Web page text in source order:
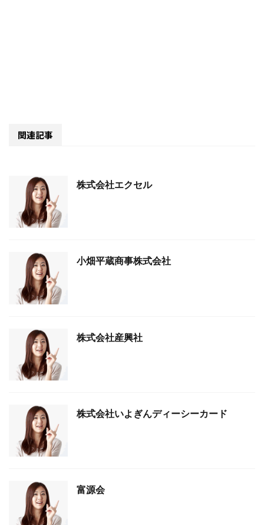
関連記事
株式会社エクセル
小畑平蔵商事株式会社
株式会社産興社
株式会社いよぎんディーシーカード
富源会